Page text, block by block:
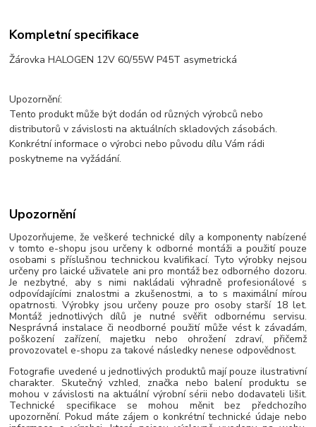
Kompletní specifikace
Žárovka HALOGEN 12V 60/55W P45T asymetrická
Upozornění:
Tento produkt může být dodán od různých výrobců nebo
distributorů v závislosti na aktuálních skladových zásobách.
Konkrétní informace o výrobci nebo původu dílu Vám rádi
poskytneme na vyžádání.
Upozornění
Upozorňujeme, že veškeré technické díly a komponenty nabízené
v tomto e-shopu jsou určeny k odborné montáži a použití pouze
osobami s příslušnou technickou kvalifikací. Tyto výrobky nejsou
určeny pro laické uživatele ani pro montáž bez odborného dozoru.
Je nezbytné, aby s nimi nakládali výhradně profesionálové s
odpovídajícími znalostmi a zkušenostmi, a to s maximální mírou
opatrnosti. Výrobky jsou určeny pouze pro osoby starší 18 let.
Montáž jednotlivých dílů je nutné svěřit odbornému servisu.
Nesprávná instalace či neodborné použití může vést k závadám,
poškození zařízení, majetku nebo ohrožení zdraví, přičemž
provozovatel e-shopu za takové následky nenese odpovědnost.
Fotografie uvedené u jednotlivých produktů mají pouze ilustrativní
charakter. Skutečný vzhled, značka nebo balení produktu se
mohou v závislosti na aktuální výrobní sérii nebo dodavateli lišit.
Technické specifikace se mohou měnit bez předchozího
upozornění. Pokud máte zájem o konkrétní technické údaje nebo